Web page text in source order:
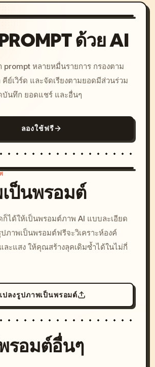
ด้วย AI
prompt หลายหมื่นรายการ กรองตาม
คีย์เวิร์ด และจัดเรียงตามยอดมีส่วนร่วม
บันทึก ยอดแชร์ และอื่นๆ
ลองใช้ฟรี
c, cyberpunk sunset, neon
colors, 8k --v 6.0
ป็นพรอมต์
ก็ได้ให้เป็นพรอมต์ภาพ AI แบบละเอียด
ภาพเป็นพรอมต์ฟรีจะวิเคราะห์องค์
ละแสง ให้คุณสร้างลุคเดิมซ้ำได้ในไม่กี่
ปลงรูปภาพเป็นพรอมต์
รอมต์อื่นๆ